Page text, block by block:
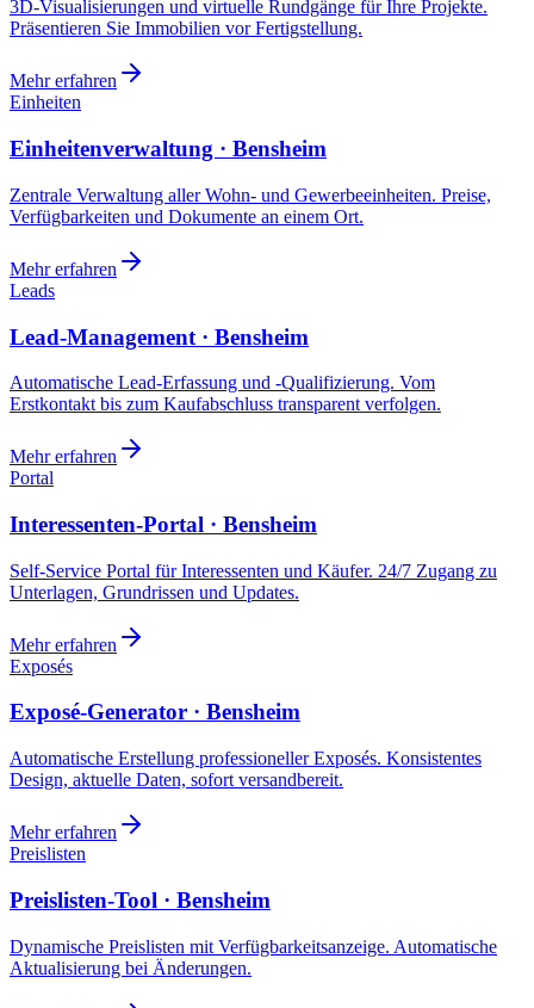
3D-Visualisierungen und virtuelle Rundgänge für Ihre Projekte.
Präsentieren Sie Immobilien vor Fertigstellung.
Mehr erfahren
Einheiten
Einheitenverwaltung · Bensheim
Zentrale Verwaltung aller Wohn- und Gewerbeeinheiten. Preise,
Verfügbarkeiten und Dokumente an einem Ort.
Mehr erfahren
Leads
Lead-Management · Bensheim
Automatische Lead-Erfassung und -Qualifizierung. Vom
Erstkontakt bis zum Kaufabschluss transparent verfolgen.
Mehr erfahren
Portal
Interessenten-Portal · Bensheim
Self-Service Portal für Interessenten und Käufer. 24/7 Zugang zu
Unterlagen, Grundrissen und Updates.
Mehr erfahren
Exposés
Exposé-Generator · Bensheim
Automatische Erstellung professioneller Exposés. Konsistentes
Design, aktuelle Daten, sofort versandbereit.
Mehr erfahren
Preislisten
Preislisten-Tool · Bensheim
Dynamische Preislisten mit Verfügbarkeitsanzeige. Automatische
Aktualisierung bei Änderungen.